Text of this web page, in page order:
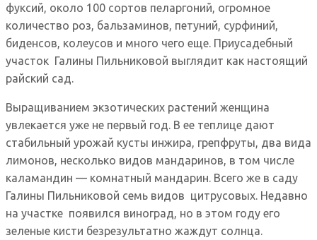
фуксий, около 100 сортов пеларгоний, огромное
количество роз, бальзаминов, петуний, сурфиний,
биденсов, колеусов и много чего еще. Приусадебный
участок Галины Пильниковой выглядит как настоящий
райский сад.
Выращиванием экзотических растений женщина
увлекается уже не первый год. В ее теплице дают
стабильный урожай кусты инжира, грепфруты, два вида
лимонов, несколько видов мандаринов, в том числе
каламандин — комнатный мандарин. Всего же в саду
Галины Пильниковой семь видов цитрусовых. Недавно
на участке появился виноград, но в этом году его
зеленые кисти безрезультатно жаждут солнца.